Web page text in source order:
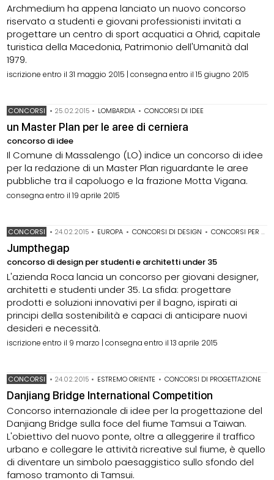
Archmedium ha appena lanciato un nuovo concorso
riservato a studenti e giovani professionisti invitati a
progettare un centro di sport acquatici a Ohrid, capitale
turistica della Macedonia, Patrimonio dell'Umanità dal
1979.
iscrizione entro il 31 maggio 2015 | consegna entro il 15 giugno 2015
CONCORSI • 25.02.2015 • LOMBARDIA • CONCORSI DI IDEE
un Master Plan per le aree di cerniera
concorso di idee
Il Comune di Massalengo (LO) indice un concorso di idee
per la redazione di un Master Plan riguardante le aree
pubbliche tra il capoluogo e la frazione Motta Vigana.
consegna entro il 19 aprile 2015
CONCORSI • 24.02.2015 • EUROPA • CONCORSI DI DESIGN • CONCORSI PER STUDENTI
Jumpthegap
concorso di design per studenti e architetti under 35
L'azienda Roca lancia un concorso per giovani designer,
architetti e studenti under 35. La sfida: progettare
prodotti e soluzioni innovativi per il bagno, ispirati ai
principi della sostenibilità e capaci di anticipare nuovi
desideri e necessità.
iscrizione entro il 9 marzo | consegna entro il 13 aprile 2015
CONCORSI • 24.02.2015 • ESTREMO ORIENTE • CONCORSI DI PROGETTAZIONE
Danjiang Bridge International Competition
Concorso internazionale di idee per la progettazione del
Danjiang Bridge sulla foce del fiume Tamsui a Taiwan.
L'obiettivo del nuovo ponte, oltre a alleggerire il traffico
urbano e collegare le attività ricreative sul fiume, è quello
di diventare un simbolo paesaggistico sullo sfondo del
famoso tramonto di Tamsui.